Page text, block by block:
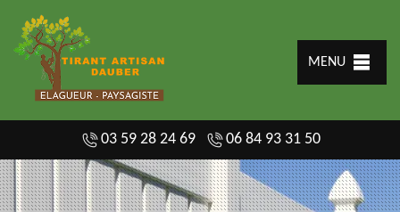
MENU
03 59 28 24 69 06 84 93 31 50